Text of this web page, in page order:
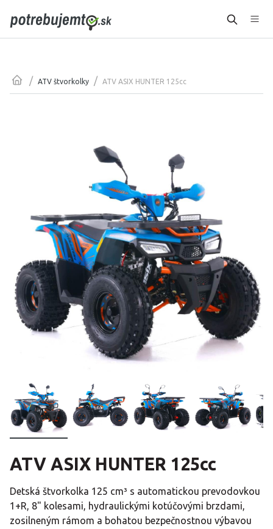
/ ATV štvorkolky / ATV ASIX HUNTER 125cc
ATV ASIX HUNTER 125cc
Detská štvorkolka 125 cm³ s automatickou prevodovkou
1+R, 8" kolesami, hydraulickými kotúčovými brzdami,
zosilneným rámom a bohatou bezpečnostnou výbavou